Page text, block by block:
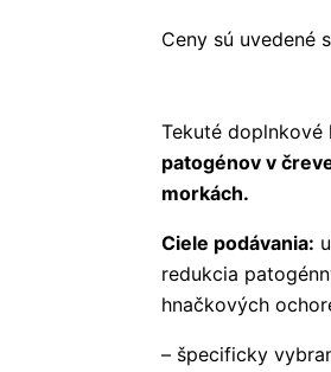
Ceny sú uvedené
Tekuté doplnkové
patogénov v
morkách.
Ciele podávania:
redukcia
hnačkových
– špecificky